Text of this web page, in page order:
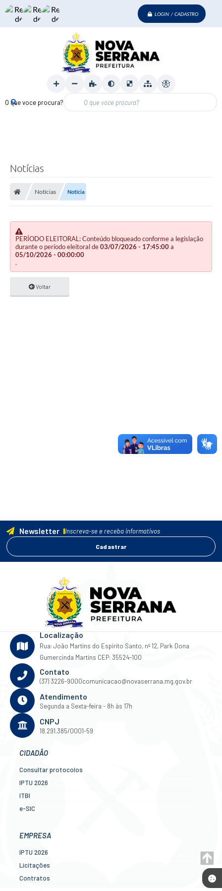
LOGIN / CADASTRO
O que voce procura?
Notícias
Notícias Notícia
PERÍODO ELEITORAL: Conteúdo bloqueado conforme a legislação
durante o período eleitoral de03/07/2026 - 17:45:00a
05/10/2026 - 00:00:00
.
Voltar
Newsletter Inscreva-se e receba informativos
Cadastrar
Localização
Rua: João Martins do Espirito Santo, nº 12, Park Dona
Gumercinda Martins CEP: 35524-100
Contato
(37) 3226-9000comunicacao@novaserrana.mg.gov.br
Atendimento
Segunda a Sexta-feira - 8h às 17h
CNPJ
18.291.385/0001-59
CIDADÃO
Consultar protocolos
IPTU 2026
ITBI
e-SIC
Legislação
EMPRESA
IPTU 2026
Licitações
Contratos